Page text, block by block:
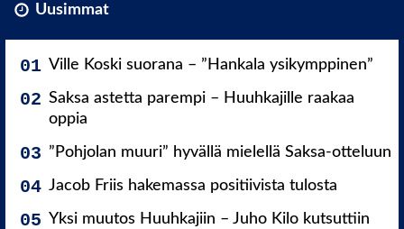
Uusimmat
Ville Koski suorana – ”Hankala ysikymppinen”
Saksa astetta parempi – Huuhkajille raakaa
oppia
”Pohjolan muuri” hyvällä mielellä Saksa-otteluun
Jacob Friis hakemassa positiivista tulosta
Yksi muutos Huuhkajiin – Juho Kilo kutsuttiin